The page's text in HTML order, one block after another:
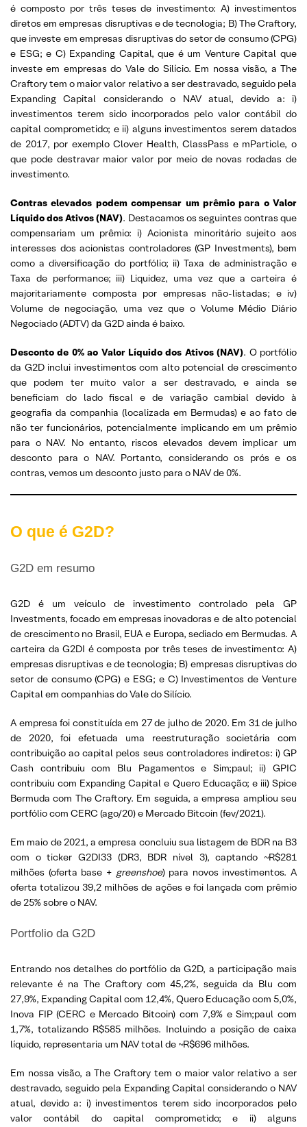
é composto por três teses de investimento: A) investimentos
diretos em empresas disruptivas e de tecnologia; B) The Craftory,
que investe em empresas disruptivas do setor de consumo (CPG)
e ESG; e C) Expanding Capital, que é um Venture Capital que
investe em empresas do Vale do Silício. Em nossa visão, a The
Craftory tem o maior valor relativo a ser destravado, seguido pela
Expanding Capital considerando o NAV atual, devido a: i)
investimentos terem sido incorporados pelo valor contábil do
capital comprometido; e ii) alguns investimentos serem datados
de 2017, por exemplo Clover Health, ClassPass e mParticle, o
que pode destravar maior valor por meio de novas rodadas de
investimento.
Contras elevados podem compensar um prêmio para o Valor
Líquido dos Ativos (NAV). Destacamos os seguintes contras que
compensariam um prêmio: i) Acionista minoritário sujeito aos
interesses dos acionistas controladores (GP Investments), bem
como a diversificação do portfólio; ii) Taxa de administração e
Taxa de performance; iii) Liquidez, uma vez que a carteira é
majoritariamente composta por empresas não-listadas; e iv)
Volume de negociação, uma vez que o Volume Médio Diário
Negociado (ADTV) da G2D ainda é baixo.
Desconto de 0% ao Valor Líquido dos Ativos (NAV). O portfólio
da G2D inclui investimentos com alto potencial de crescimento
que podem ter muito valor a ser destravado, e ainda se
beneficiam do lado fiscal e de variação cambial devido à
geografia da companhia (localizada em Bermudas) e ao fato de
não ter funcionários, potencialmente implicando em um prêmio
para o NAV. No entanto, riscos elevados devem implicar um
desconto para o NAV. Portanto, considerando os prós e os
contras, vemos um desconto justo para o NAV de 0%.
O que é G2D?
G2D em resumo
G2D é um veículo de investimento controlado pela GP
Investments, focado em empresas inovadoras e de alto potencial
de crescimento no Brasil, EUA e Europa, sediado em Bermudas. A
carteira da G2DI é composta por três teses de investimento: A)
empresas disruptivas e de tecnologia; B) empresas disruptivas do
setor de consumo (CPG) e ESG; e C) Investimentos de Venture
Capital em companhias do Vale do Silício.
A empresa foi constituída em 27 de julho de 2020. Em 31 de julho
de 2020, foi efetuada uma reestruturação societária com
contribuição ao capital pelos seus controladores indiretos: i) GP
Cash contribuiu com Blu Pagamentos e Sim;paul; ii) GPIC
contribuiu com Expanding Capital e Quero Educação; e iii) Spice
Bermuda com The Craftory. Em seguida, a empresa ampliou seu
portfólio com CERC (ago/20) e Mercado Bitcoin (fev/2021).
Em maio de 2021, a empresa concluiu sua listagem de BDR na B3
com o ticker G2DI33 (DR3, BDR nível 3), captando ~R$281
milhões (oferta base + greenshoe) para novos investimentos. A
oferta totalizou 39,2 milhões de ações e foi lançada com prêmio
de 25% sobre o NAV.
Portfolio da G2D
Entrando nos detalhes do portfólio da G2D, a participação mais
relevante é na The Craftory com 45,2%, seguida da Blu com
27,9%, Expanding Capital com 12,4%, Quero Educação com 5,0%,
Inova FIP (CERC e Mercado Bitcoin) com 7,9% e Sim;paul com
1,7%, totalizando R$585 milhões. Incluindo a posição de caixa
líquido, representaria um NAV total de ~R$696 milhões.
Em nossa visão, a The Craftory tem o maior valor relativo a ser
destravado, seguido pela Expanding Capital considerando o NAV
atual, devido a: i) investimentos terem sido incorporados pelo
valor contábil do capital comprometido; e ii) alguns